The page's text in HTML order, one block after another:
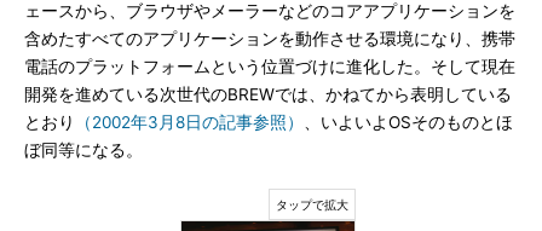
ェースから、ブラウザやメーラーなどのコアアプリケーションを
含めたすべてのアプリケーションを動作させる環境になり、携帯
電話のプラットフォームという位置づけに進化した。そして現在
開発を進めている次世代のBREWでは、かねてから表明している
とおり
（2002年3月8日の記事参照）
、いよいよOSそのものとほ
ぼ同等になる。